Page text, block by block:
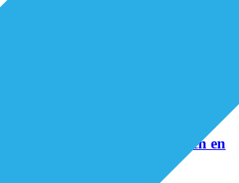
door een onafhankelijke De Eerstelijns-
Gezondheid helpt patiënten en